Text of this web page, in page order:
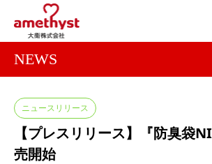
NEWS
ニュースリリース
【プレスリリース】『防臭袋
売開始